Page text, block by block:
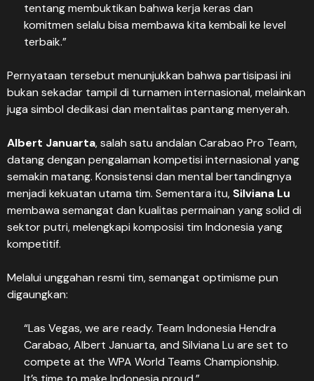
tentang membuktikan bahwa kerja keras dan
komitmen selalu bisa membawa kita kembali ke level
terbaik.”
Pernyataan tersebut menunjukkan bahwa partisipasi ini
bukan sekadar tampil di turnamen internasional, melainkan
juga simbol dedikasi dan mentalitas pantang menyerah.
Albert Januarta, salah satu andalan Carabao Pro Team,
datang dengan pengalaman kompetisi internasional yang
semakin matang. Konsistensi dan mental bertandingnya
menjadi kekuatan utama tim. Sementara itu, Silviana Lu
membawa semangat dan kualitas permainan yang solid di
sektor putri, melengkapi komposisi tim Indonesia yang
kompetitif.
Melalui unggahan resmi tim, semangat optimisme pun
digaungkan:
“Las Vegas, we are ready. Team Indonesia Hendra
Carabao, Albert Januarta, and Silviana Lu are set to
compete at the WPA World Teams Championship.